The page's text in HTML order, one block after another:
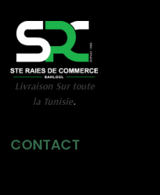
Livraison Sur toute
la Tunisie.
CONTACT